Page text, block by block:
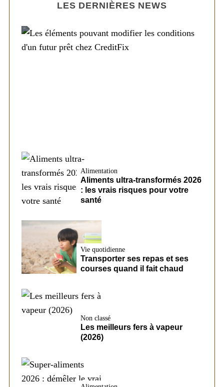
LES DERNIÈRES NEWS
Alimentation
Aliments ultra-transformés 2026
: les vrais risques pour votre
santé
Vie quotidienne
Transporter ses repas et ses
courses quand il fait chaud
Non classé
Les meilleurs fers à vapeur
(2026)